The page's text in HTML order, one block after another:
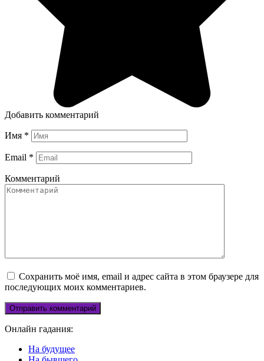
Добавить комментарий
Имя *
Email *
Комментарий
Сохранить моё имя, email и адрес сайта в этом браузере для
последующих моих комментариев.
Онлайн гадания:
На будущее